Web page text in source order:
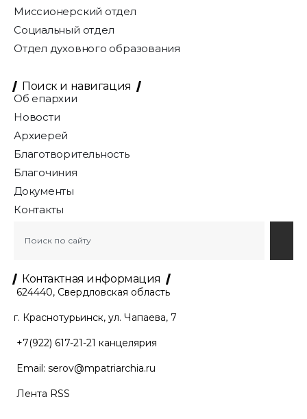
Миссионерский отдел
Социальный отдел
Отдел духовного образования
Поиск и навигация
Об епархии
Новости
Архиерей
Благотворительность
Благочиния
Документы
Контакты
Контактная информация
624440, Свердловская область
г. Краснотурьинск, ул. Чапаева, 7
+7(922) 617-21-21 канцелярия
Email: serov@mpatriarchia.ru
Лента RSS